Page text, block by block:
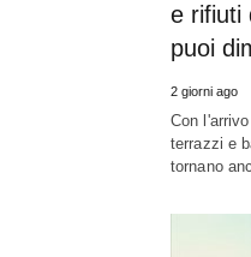
e rifiuti
puoi
2 giorni ago
Con
terrazzi e
tornano